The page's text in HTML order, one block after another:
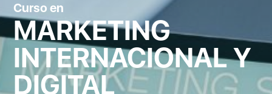
Curso en
MARKETING
INTERNACIONAL Y
DIGITAL